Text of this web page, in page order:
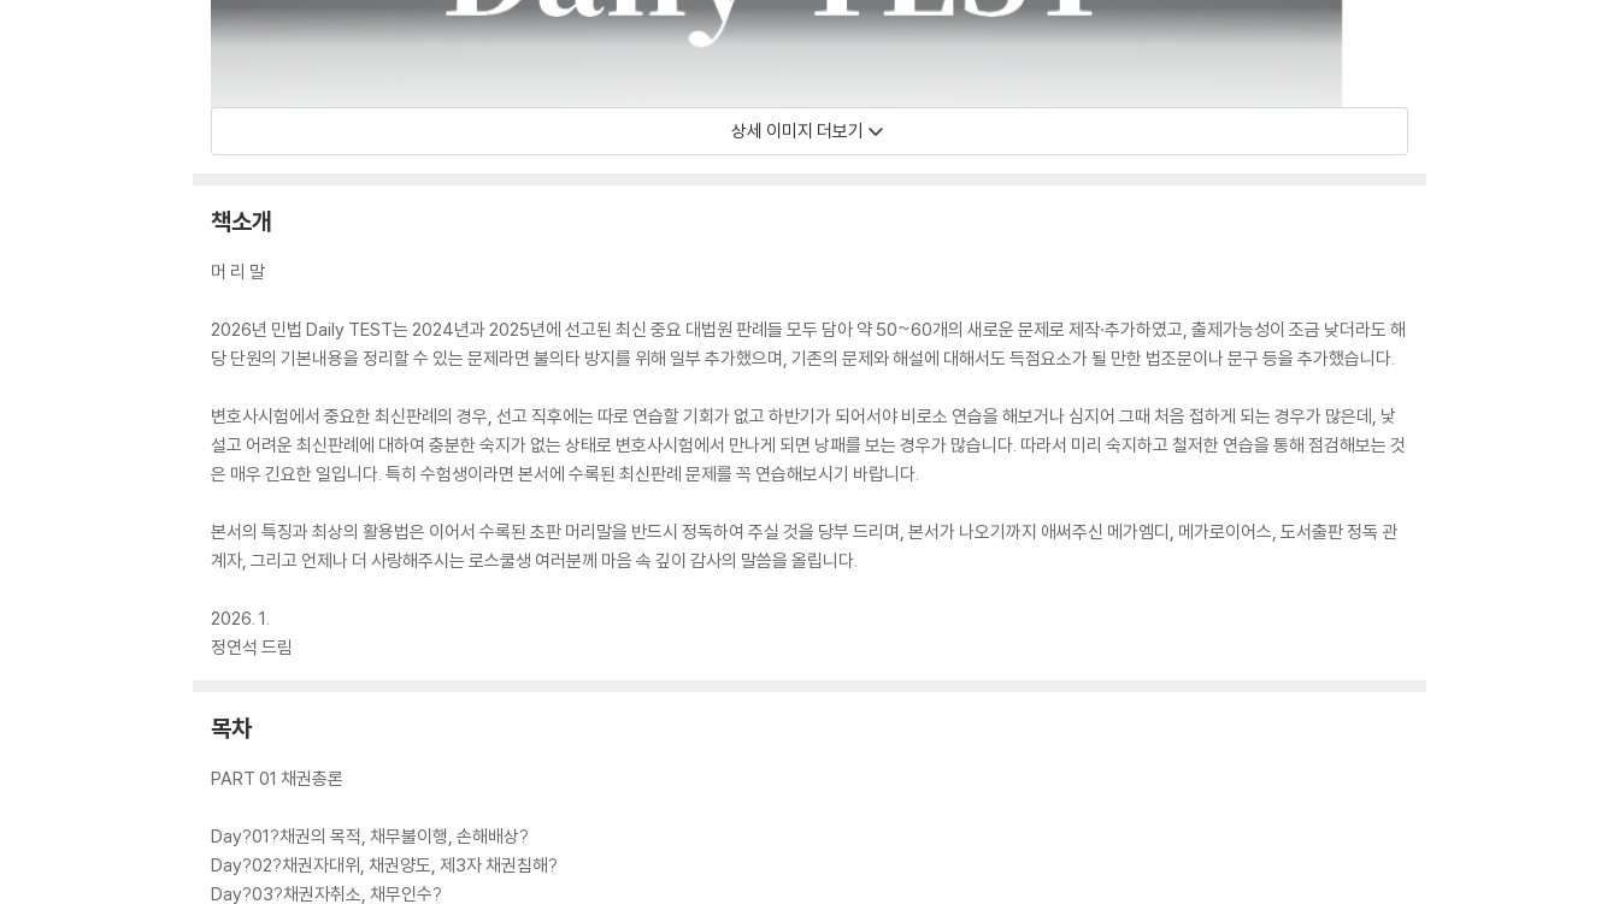
상세 이미지 더보기
책소개
머 리 말
2026년 민법 Daily TEST는 2024년과 2025년에 선고된 최신 중요 대법원 판례들 모두 담아 약 50~60개의 새로운 문제로 제작·추가하였고, 출제가능성이 조금 낮더라도 해
당 단원의 기본내용을 정리할 수 있는 문제라면 불의타 방지를 위해 일부 추가했으며, 기존의 문제와 해설에 대해서도 득점요소가 될 만한 법조문이나 문구 등을 추가했습니다.
변호사시험에서 중요한 최신판례의 경우, 선고 직후에는 따로 연습할 기회가 없고 하반기가 되어서야 비로소 연습을 해보거나 심지어 그때 처음 접하게 되는 경우가 많은데, 낯
설고 어려운 최신판례에 대하여 충분한 숙지가 없는 상태로 변호사시험에서 만나게 되면 낭패를 보는 경우가 많습니다. 따라서 미리 숙지하고 철저한 연습을 통해 점검해보는 것
은 매우 긴요한 일입니다. 특히 수험생이라면 본서에 수록된 최신판례 문제를 꼭 연습해보시기 바랍니다.
본서의 특징과 최상의 활용법은 이어서 수록된 초판 머리말을 반드시 정독하여 주실 것을 당부 드리며, 본서가 나오기까지 애써주신 메가엠디, 메가로이어스, 도서출판 정독 관
계자, 그리고 언제나 더 사랑해주시는 로스쿨생 여러분께 마음 속 깊이 감사의 말씀을 올립니다.
2026. 1.
정연석 드림
목차
PART 01 채권총론
Day?01?채권의 목적, 채무불이행, 손해배상?
Day?02?채권자대위, 채권양도, 제3자 채권침해?
Day?03?채권자취소, 채무인수?